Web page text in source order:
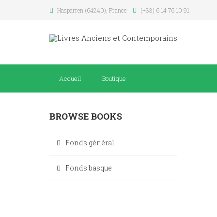
Hasparren (64240), France (+33) 6 14 76 10 91
Accueil Boutique
BROWSE BOOKS
Fonds général
Fonds basque